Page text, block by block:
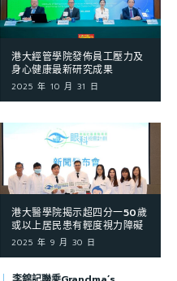
港大經管學院發佈員工壓力及
身心健康最新研究成果
2025 年 10 月 31 日
港大醫學院揭示超四分一50歲
或以上居民患有輕度視力障礙
2025 年 9 月 30 日